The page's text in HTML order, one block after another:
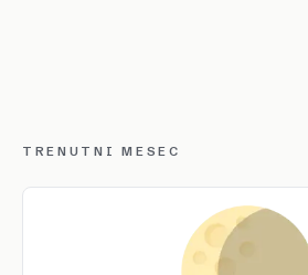
TRENUTNI MESEC